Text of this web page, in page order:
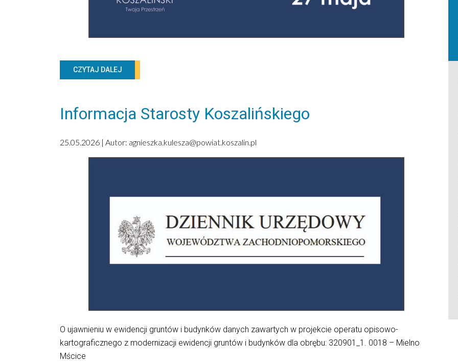
CZYTAJ DALEJ
Informacja Starosty Koszalińskiego
25.05.2026 | Autor: agnieszka.kulesza@powiat.koszalin.pl
O ujawnieniu w ewidencji gruntów i budynków danych zawartych w projekcie operatu opisowo-
kartograficznego z modernizacji ewidencji gruntów i budynków dla obrębu: 320901_1. 0018 – Mielno
Mścice